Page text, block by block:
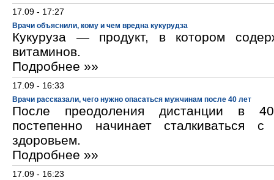
17.09 - 17:27
Врачи объяснили, кому и чем вредна кукурудза
Кукуруза — продукт, в котором
витаминов.
Подробнее »»
17.09 - 16:33
Врачи рассказали, чего нужно опасаться мужчинам после 40 лет
После преодоления дистанции в
постепенно начинает сталкиваться
здоровьем.
Подробнее »»
17.09 - 16:23